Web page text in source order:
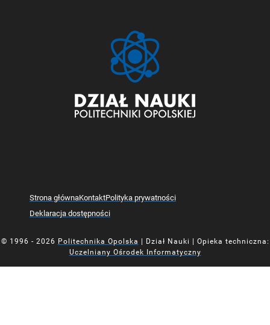
Strona głównaKontaktPolityka prywatności
Deklaracja dostępności
© 1996 - 2026 Politechnika Opolska
| Dział Nauki | Opieka techniczna:
Uczelniany Ośrodek Informatyczny